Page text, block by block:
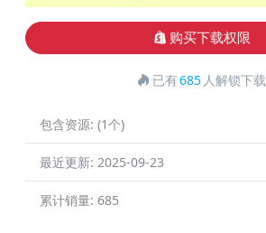
购买下载权限
已有685 人解锁下载
包含资源: (1个)
最近更新: 2025-09-23
累计销量: 685